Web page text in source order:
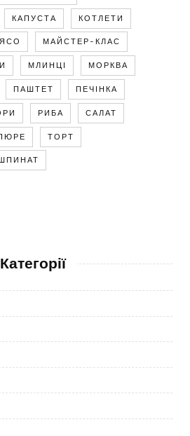
КАПУСТА КОТЛЕТИ
МАЙСТЕР-КЛАС
МЛИНЦІ МОРКВА
ПАШТЕТ ПЕЧІНКА
РИБА САЛАТ
ТОРТ
ШПИНАТ
Категорії